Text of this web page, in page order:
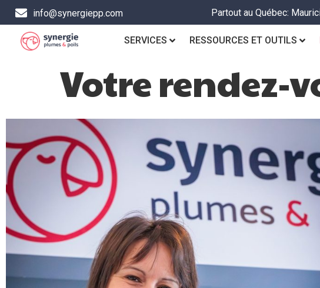
info@synergiepp.com Partout au Québec:
SERVICES RESSOURCES ET OUTILS
Votre rendez-